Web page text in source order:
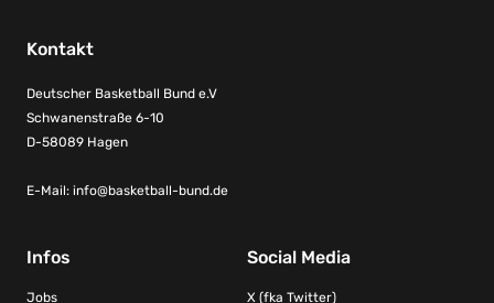
Kontakt
Deutscher Basketball Bund e.V
Schwanenstraße 6-10
D-58089 Hagen
E-Mail: info@basketball-bund.de
Infos
Jobs
Social Media
X (fka Twitter)